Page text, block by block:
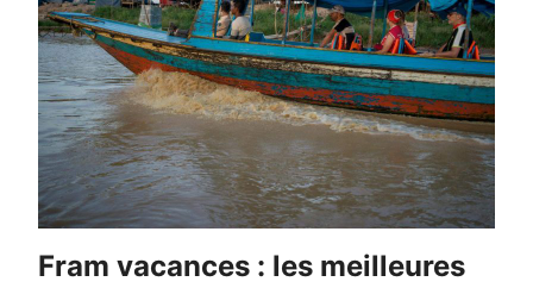
Fram vacances : les meilleures